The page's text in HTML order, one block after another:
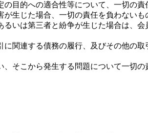
目的への適合性等について、一切の責
生じた場合、一切の責任を負わないも
いは第三者と紛争が生じた場合は、
関連する債務の履行、及びその他の
そこから発生する問題について一切の